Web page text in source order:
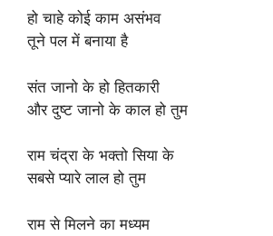
हो चाहे कोई काम असंभव
तूने पल में बनाया है
संत जानो के हो हितकारी
और दुष्ट जानो के काल हो तुम
राम चंद्रा के भक्तो सिया के
सबसे प्यारे लाल हो तुम
राम से मिलने का मध्यम